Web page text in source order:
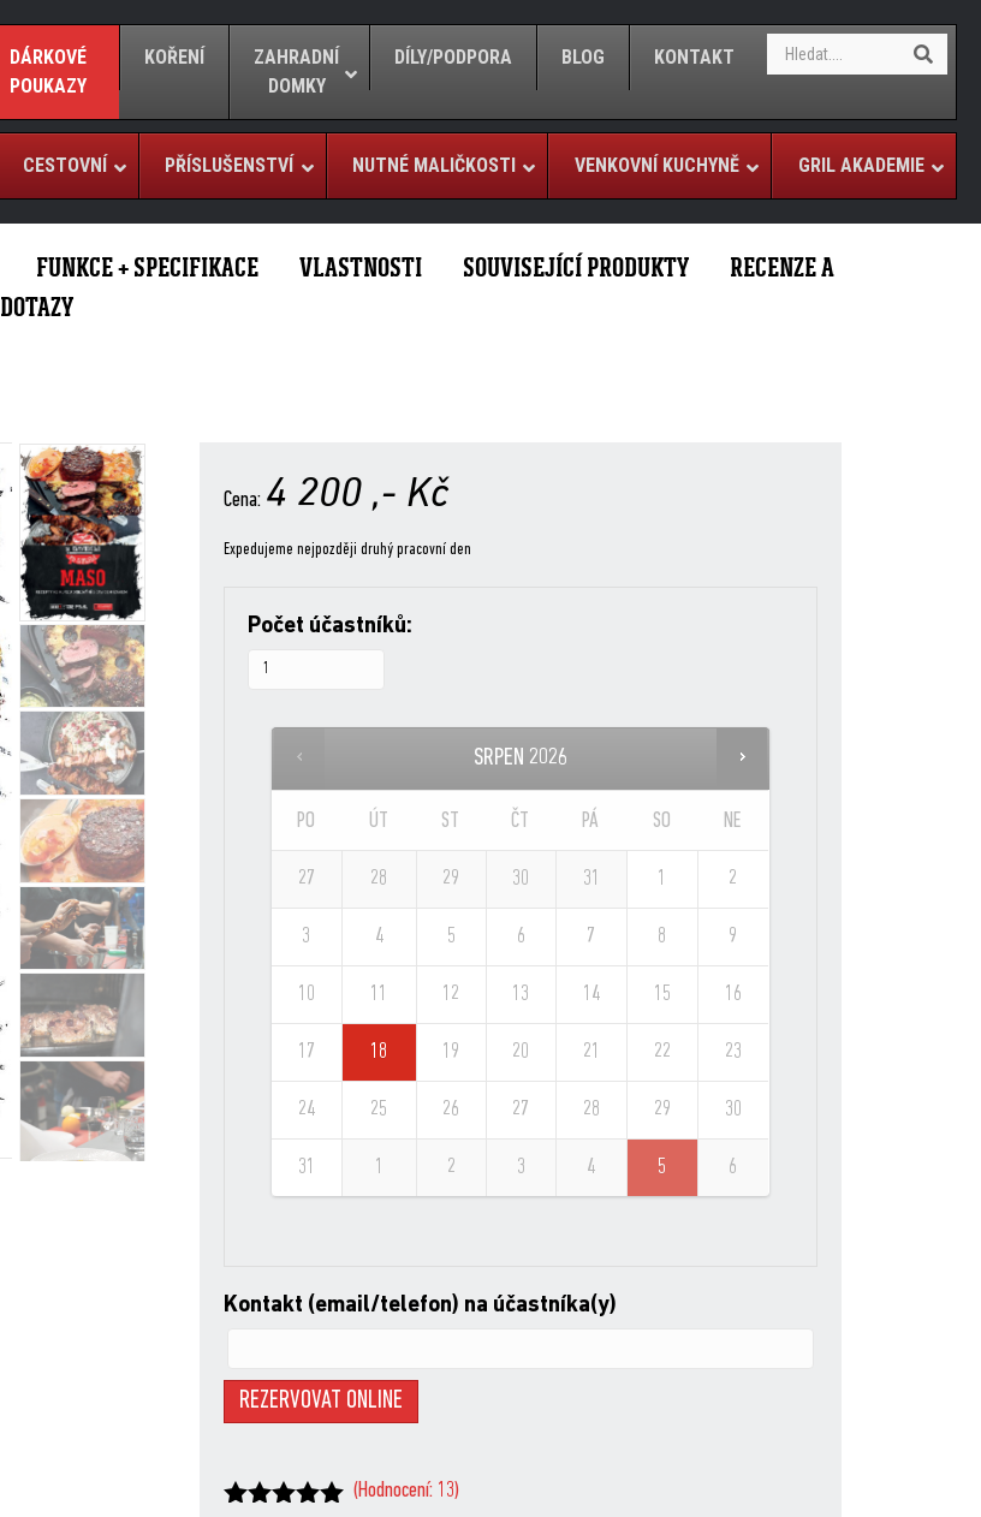
DÁRKOVÉ
POUKAZY
KOŘENÍ
ZAHRADNÍ
DOMKY
DÍLY/PODPORA BLOG KONTAKT
r
c
h
e
c
CESTOVNÍ PŘÍSLUŠENSTVÍ NUTNÉ MALIČKOSTI VENKOVNÍ KUCHYNĚ GRIL AKADEMIE
FUNKCE + SPECIFIKACE VLASTNOSTI SOUVISEJÍCÍ PRODUKTY
RECENZE A
DOTAZY
Cena: 4 200 ,- Kč
Expedujeme nejpozději druhý pracovní den
Počet účastníků:
SRPEN 2026
PO ÚT ST ČT PÁ SO NE
27 28 29 30 31 1 2
3 4 5 6 7 8 9
10 11 12 13 14 15 16
17 18 19 20 21 22 23
24 25 26 27 28 29 30
31 1 2 3 4 5 6
Kontakt (email/telefon) na účastníka(y)
REZERVOVAT ONLINE
(Hodnocení: 13)